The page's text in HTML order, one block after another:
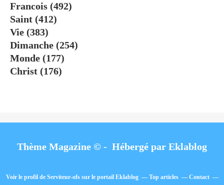
Francois (492)
Saint (412)
Vie (383)
Dimanche (254)
Monde (177)
Christ (176)
Thème Magazine © - Hébergé par Eklablog
Voir le profil de Serviteur-ofssur le portail Eklablog Top articles
Contact